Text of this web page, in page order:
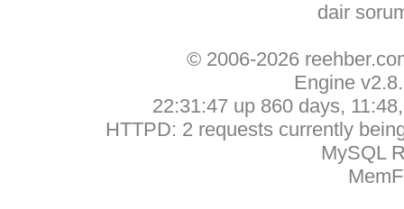
dair
© 2006-2026
Engine
22:31:47 up 860 days,
HTTPD: 2 requests currently
MySQL